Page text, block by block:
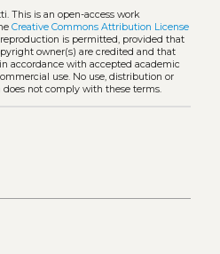
This is an open-access work
Creative Commons Attribution License
is permitted, provided that
owner(s) are credited and that
accordance with accepted academic
use. No use, distribution or
not comply with these terms.